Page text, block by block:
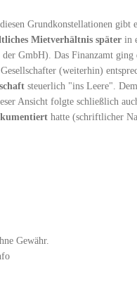
Grundkonstellationen gibt
Mietverhältnis später in
GmbH). Das Finanzamt ging
(weiterhin)
steuerlich "ins Leere".
Ansicht folgte schließlich
hatte (schriftlicher
Gewähr.